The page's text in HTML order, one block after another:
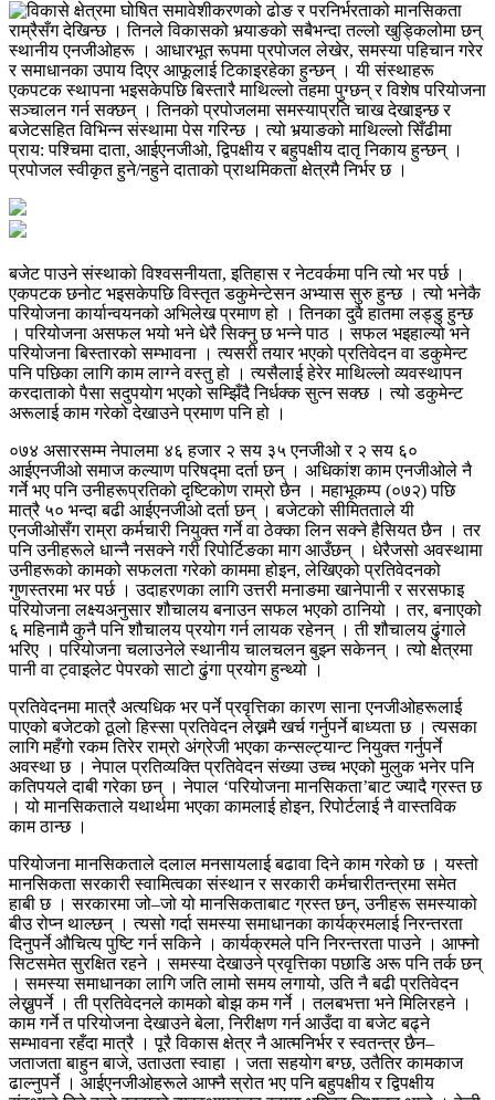
विकासे क्षेत्रमा घोषित समावेशीकरणको ढोङ र परनिर्भरताको मानसिकता
राम्रैसँग देखिन्छ । तिनले विकासको भर्‍याङको सबैभन्दा तल्लो खुड्किलोमा छन्
स्थानीय एनजीओहरू । आधारभूत रूपमा प्रपोजल लेखेर, समस्या पहिचान गरेर
र समाधानका उपाय दिएर आफूलाई टिकाइरहेका हुन्छन् । यी संस्थाहरू
एकपटक स्थापना भइसकेपछि बिस्तारै माथिल्लो तहमा पुग्छन् र विशेष परियोजना
सञ्चालन गर्न सक्छन् । तिनको प्रपोजलमा समस्याप्रति चाख देखाइन्छ र
बजेटसहित विभिन्न संस्थामा पेस गरिन्छ । त्यो भर्‍याङको माथिल्लो सिँढीमा
प्राय: पश्चिमा दाता, आईएनजीओ, द्विपक्षीय र बहुपक्षीय दातृ निकाय हुन्छन् ।
प्रपोजल स्वीकृत हुने/नहुने दाताको प्राथमिकता क्षेत्रमै निर्भर छ ।
बजेट पाउने संस्थाको विश्वसनीयता, इतिहास र नेटवर्कमा पनि त्यो भर पर्छ ।
एकपटक छनोट भइसकेपछि विस्तृत डकुमेन्टेसन अभ्यास सुरु हुन्छ । त्यो भनेकै
परियोजना कार्यान्वयनको अभिलेख प्रमाण हो । तिनका दुवै हातमा लड्डु हुन्छ
। परियोजना असफल भयो भने धेरै सिक्नु छ भन्ने पाठ । सफल भइहाल्यो भने
परियोजना बिस्तारको सम्भावना । त्यसरी तयार भएको प्रतिवेदन वा डकुमेन्ट
पनि पछिका लागि काम लाग्ने वस्तु हो । त्यसैलाई हेरेर माथिल्लो व्यवस्थापन
करदाताको पैसा सदुपयोग भएको सम्झिँदै निर्धक्क सुत्न सक्छ । त्यो डकुमेन्ट
अरूलाई काम गरेको देखाउने प्रमाण पनि हो ।
०७४ असारसम्म नेपालमा ४६ हजार २ सय ३५ एनजीओ र २ सय ६०
आईएनजीओ समाज कल्याण परिषद्मा दर्ता छन् । अधिकांश काम एनजीओले नै
गर्ने भए पनि उनीहरूप्रतिको दृष्टिकोण राम्रो छैन । महाभूकम्प (०७२) पछि
मात्रै ५० भन्दा बढी आईएनजीओ दर्ता छन् । बजेटको सीमितताले यी
एनजीओसँग राम्रा कर्मचारी नियुक्त गर्ने वा ठेक्का लिन सक्ने हैसियत छैन । तर
पनि उनीहरूले धान्नै नसक्ने गरी रिपोर्टिङका माग आउँछन् । धेरैजसो अवस्थामा
उनीहरूको कामको सफलता गरेको काममा होइन, लेखिएको प्रतिवेदनको
गुणस्तरमा भर पर्छ । उदाहरणका लागि उत्तरी मनाङमा खानेपानी र सरसफाइ
परियोजना लक्ष्यअनुसार शौचालय बनाउन सफल भएको ठानियो । तर, बनाएको
६ महिनामै कुनै पनि शौचालय प्रयोग गर्न लायक रहेनन् । ती शौचालय ढुंगाले
भरिए । परियोजना चलाउनेले स्थानीय चालचलन बुझ्न सकेनन् । त्यो क्षेत्रमा
पानी वा ट्वाइलेट पेपरको साटो ढुंगा प्रयोग हुन्थ्यो ।
प्रतिवेदनमा मात्रै अत्यधिक भर पर्ने प्रवृत्तिका कारण साना एनजीओहरूलाई
पाएको बजेटको ठूलो हिस्सा प्रतिवेदन लेख्नमै खर्च गर्नुपर्ने बाध्यता छ । त्यसका
लागि महँगो रकम तिरेर राम्रो अंग्रेजी भएका कन्सल्ट्यान्ट नियुक्त गर्नुपर्ने
अवस्था छ । नेपाल प्रतिव्यक्ति प्रतिवेदन संख्या उच्च भएको मुलुक भनेर पनि
कतिपयले दाबी गरेका छन् । नेपाल ‘परियोजना मानसिकता’बाट ज्यादै ग्रस्त छ
। यो मानसिकताले यथार्थमा भएका कामलाई होइन, रिपोर्टलाई नै वास्तविक
काम ठान्छ ।
परियोजना मानसिकताले दलाल मनसायलाई बढावा दिने काम गरेको छ । यस्तो
मानसिकता सरकारी स्वामित्वका संस्थान र सरकारी कर्मचारीतन्त्रमा समेत
हाबी छ । सरकारमा जो–जो यो मानसिकताबाट ग्रस्त छन्, उनीहरू समस्याको
बीउ रोप्न थाल्छन् । त्यसो गर्दा समस्या समाधानका कार्यक्रमलाई निरन्तरता
दिनुपर्ने औचित्य पुष्टि गर्न सकिने । कार्यक्रमले पनि निरन्तरता पाउने । आफ्नो
सिटसमेत सुरक्षित रहने । समस्या देखाउने प्रवृत्तिका पछाडि अरू पनि तर्क छन्
। समस्या समाधानका लागि जति लामो समय लगायो, उति नै बढी प्रतिवेदन
लेख्नुपर्ने । ती प्रतिवेदनले कामको बोझ कम गर्ने । तलबभत्ता भने मिलिरहने ।
काम गर्ने त परियोजना देखाउने बेला, निरीक्षण गर्न आउँदा वा बजेट बढ्ने
सम्भावना रहँदा मात्रै । पूरै विकास क्षेत्र नै आत्मनिर्भर र स्वतन्त्र छैन–
जताजता बाहुन बाजे, उताउता स्वाहा । जता सहयोग बग्छ, उतैतिर कामकाज
ढाल्नुपर्ने । आईएनजीओहरूले आफ्नै स्रोत भए पनि बहुपक्षीय र द्विपक्षीय